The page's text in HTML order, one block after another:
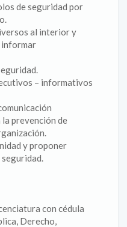
de seguridad por
al interior y
informar
– informativos
prevención de
y proponer
con cédula
Derecho,